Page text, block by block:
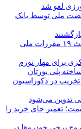
لغو شد
هزار واحد نهضت ملی توسط بانک
تمدید اجرای همزمان دو ویرایش مبحث ۱۹ مقررات ملی
برای مهار تورم
پلی یورتان
در دکوراسیون
تدوین می‌شود
تعمیر جای خرید را
برخی خودروها در